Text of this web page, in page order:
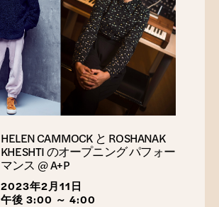
HELEN CAMMOCK と ROSHANAK
KHESHTI のオープニング パフォー
マンス @ A+P
2023年2月11日
午後 3:00 ～ 4:00